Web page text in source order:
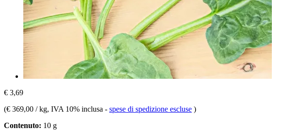
€ 3,69
(€ 369,00 / kg, IVA 10% inclusa - spese di spedizione escluse )
Contenuto: 10 g